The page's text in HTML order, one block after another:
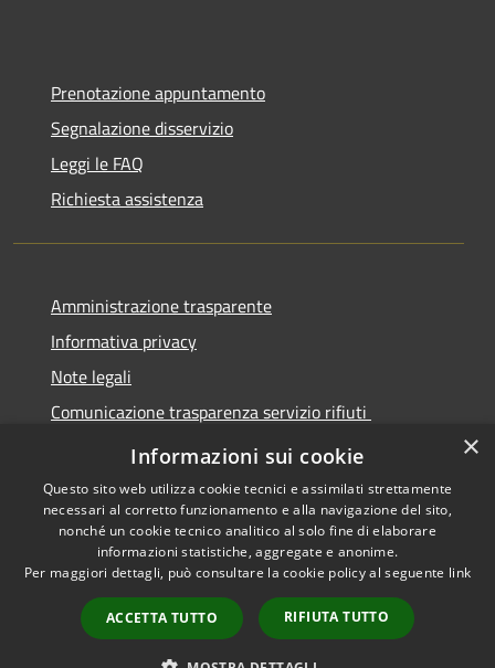
Prenotazione appuntamento
Segnalazione disservizio
Leggi le FAQ
Richiesta assistenza
Amministrazione trasparente
Informativa privacy
Note legali
Comunicazione trasparenza servizio rifiuti
Dichiarazione di accessibilità
Accessibilità
Copyright © 2026 • Città di
Seregno • Powered by
Municipium•
Accesso
redazione
×
Informazioni sui cookie
Questo sito web utilizza cookie tecnici e assimilati strettamente
necessari al corretto funzionamento e alla navigazione del sito,
nonché un cookie tecnico analitico al solo fine di elaborare
informazioni statistiche, aggregate e anonime.
Per maggiori dettagli, può consultare la cookie policy al seguente link
ACCETTA TUTTO RIFIUTA TUTTO